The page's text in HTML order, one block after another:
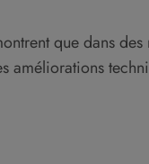
que dans
améliorations